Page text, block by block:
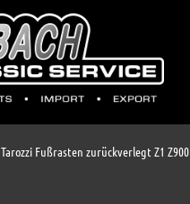
Tarozzi Fußrasten zurückverlegt Z1 Z900